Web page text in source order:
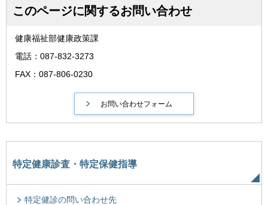
このページに関するお問い合わせ
健康福祉部健康政策課
電話：087-832-3273
FAX：087-806-0230
特定健康診査・特定保健指導
特定健診の問い合わせ先